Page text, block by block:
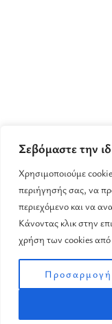
Σεβόμαστε την
Χρησιμοποιούμε
περιήγησής σας, να
περιεχόμενο και να
Κάνοντας κλικ στην
χρήση των cookies
Προσαρμογή